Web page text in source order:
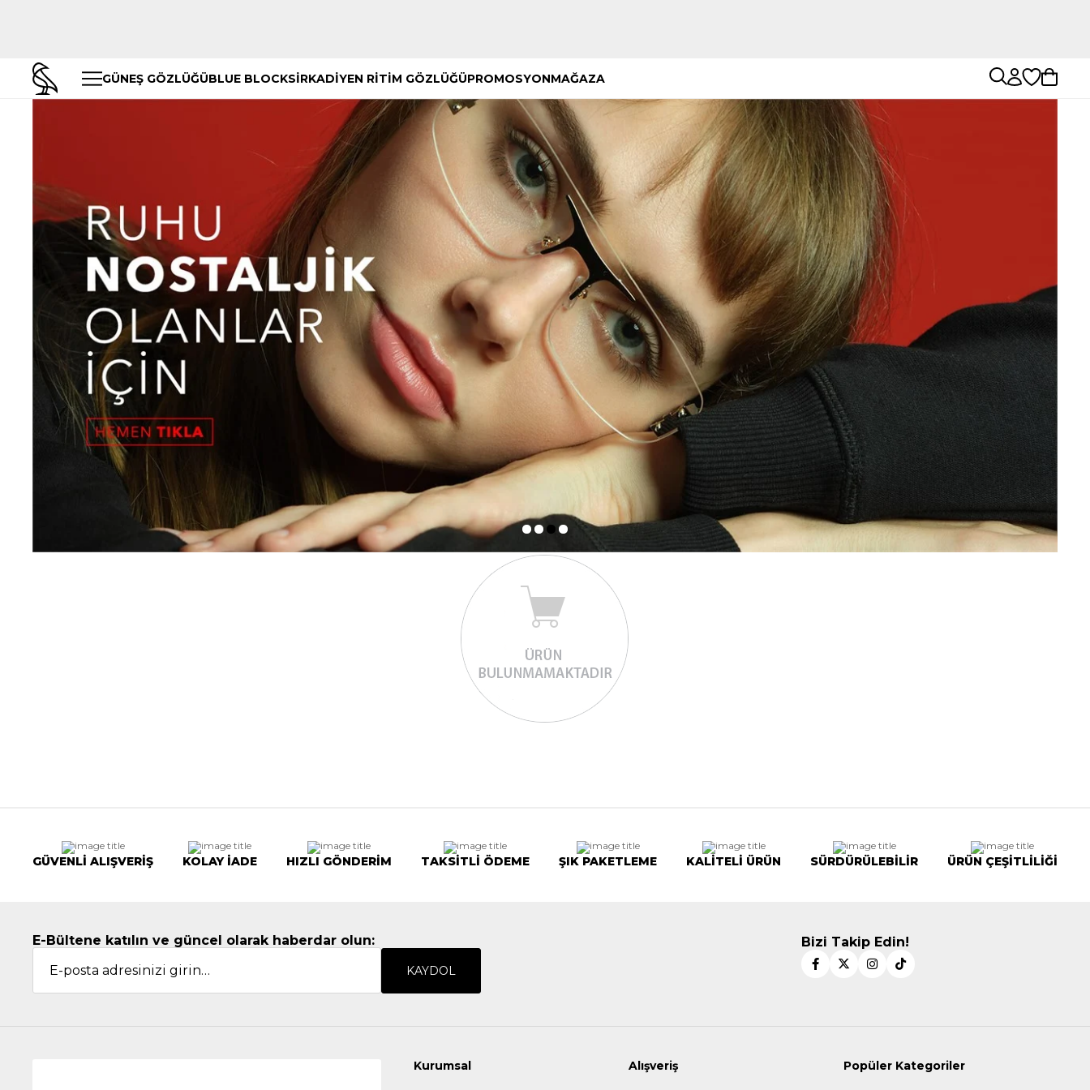
GÜNEŞ GÖZLÜĞÜBLUE BLOCKSİRKADİYEN RİTİM GÖZLÜĞÜPROMOSYONMAĞAZA
GÜVENLİ ALIŞVERİŞ KOLAY İADE HIZLI GÖNDERİM TAKSİTLİ ÖDEME ŞIK PAKETLEME KALİTELİ ÜRÜN SÜRDÜRÜLEBİLİR ÜRÜN ÇEŞİTLİLİĞİ
E-Bültene katılın ve güncel olarak haberdar olun:
KAYDOL
Bizi Takip Edin!
Kurumsal Alışveriş Popüler Kategoriler